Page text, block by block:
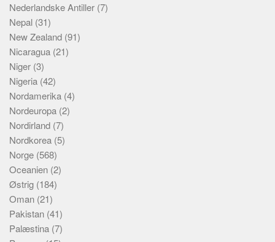
Nederlandske Antiller (7)
Nepal (31)
New Zealand (91)
Nicaragua (21)
Niger (3)
Nigeria (42)
Nordamerika (4)
Nordeuropa (2)
Nordirland (7)
Nordkorea (5)
Norge (568)
Oceanien (2)
Østrig (184)
Oman (21)
Pakistan (41)
Palæstina (7)